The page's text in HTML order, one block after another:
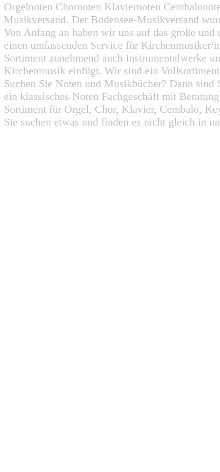
Orgelnoten Chornoten Klaviernoten
Musikversand. Der Bodensee-Musikversand
Von Anfang an haben wir uns auf das große
einen umfassenden Service für
Sortiment zunehmend auch Instrumentalwerke
Kirchenmusik einfügt. Wir sind ein
Suchen Sie Noten und Musikbücher? Dann
ein klassisches Noten Fachgeschäft mit
Sortiment für Orgel, Chor, Klavier, Cembalo,
Sie suchen etwas und finden es nicht gleich in